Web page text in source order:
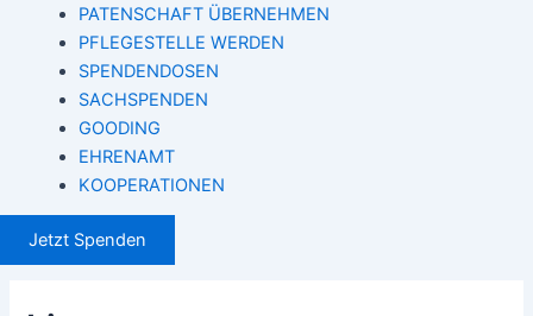
PATENSCHAFT ÜBERNEHMEN
PFLEGESTELLE WERDEN
SPENDENDOSEN
SACHSPENDEN
GOODING
EHRENAMT
KOOPERATIONEN
Jetzt Spenden